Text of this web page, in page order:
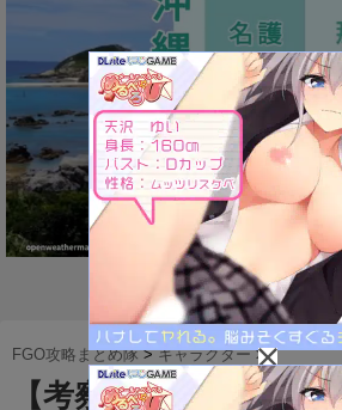
FGO攻略まとめ隊 >キャラクター >
【考察】本編ホームズ